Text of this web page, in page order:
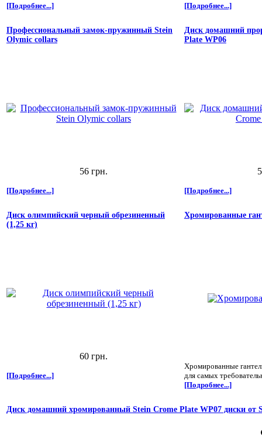
[Подробнее...] [Подробнее...]
Профессиональный замок-пружинный Stein
Olymic collars
56 грн.
[Подробнее...]
Диск домашний
Plate WP06
[Подробнее...]
Диск олимпийский черный обрезиненный
(1,25 кг)
60 грн.
[Подробнее...]
Хромированные
Хромированные
для самых
[Подробнее...]
Диск домашний хромированный Stein Crome Plate WP07 диски от